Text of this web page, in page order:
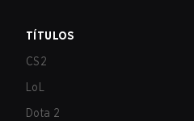
TÍTULOS
CS2
LoL
Dota 2